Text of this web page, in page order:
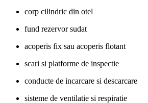
corp cilindric din otel
fund rezervor sudat
acoperis fix sau acoperis flotant
scari si platforme de inspectie
conducte de incarcare si descarcare
sisteme de ventilatie si respiratie